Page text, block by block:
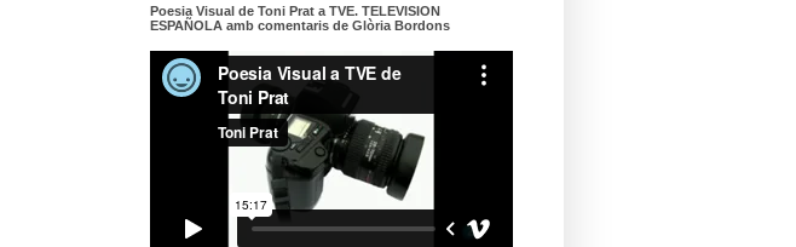
Poesia Visual de Toni Prat a TVE. TELEVISION
ESPAÑOLA amb comentaris de Glòria Bordons